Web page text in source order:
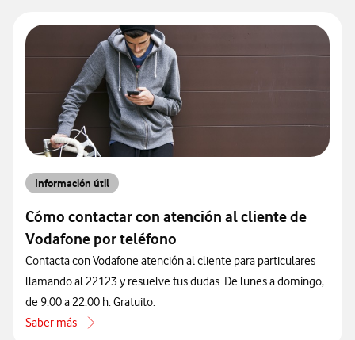
Información útil
Cómo contactar con atención al cliente de
Vodafone por teléfono
Contacta con Vodafone atención al cliente para particulares
llamando al 22123 y resuelve tus dudas. De lunes a domingo,
de 9:00 a 22:00 h. Gratuito.
Saber más
acerca de Cómo contactar con atención al cliente de Vodafone